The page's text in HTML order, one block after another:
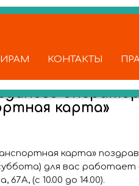
КОНТАКТЫ
карта»
карта»
для вас
(с 10.00 до 14.00).